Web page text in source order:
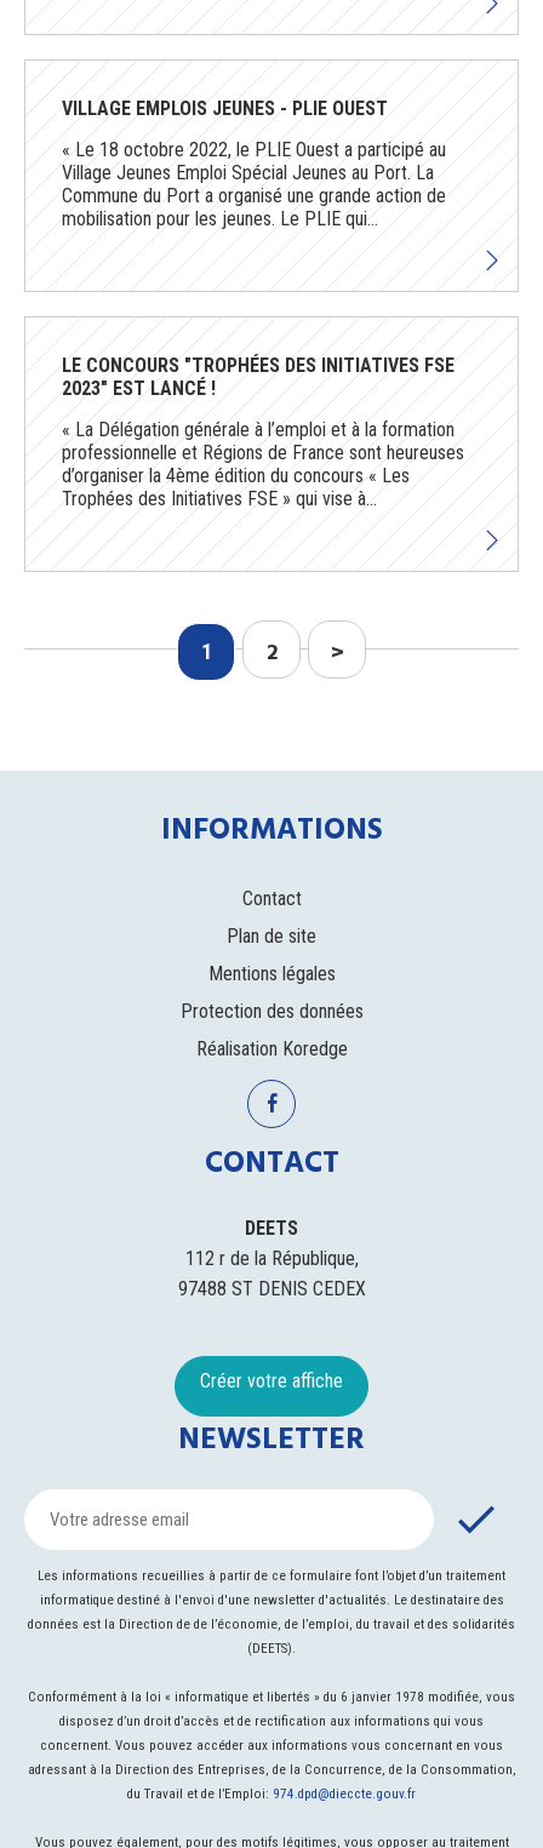
VILLAGE EMPLOIS JEUNES - PLIE OUEST
« Le 18 octobre 2022, le PLIE Ouest a participé au
Village Jeunes Emploi Spécial Jeunes au Port. La
Commune du Port a organisé une grande action de
mobilisation pour les jeunes. Le PLIE qui...
LE CONCOURS "TROPHÉES DES INITIATIVES FSE
2023" EST LANCÉ !
« La Délégation générale à l’emploi et à la formation
professionnelle et Régions de France sont heureuses
d’organiser la 4ème édition du concours « Les
Trophées des Initiatives FSE » qui vise à...
1 2 >
INFORMATIONS
Contact
Plan de site
Mentions légales
Protection des données
Réalisation Koredge
CONTACT
DEETS
112 r de la République,
97488 ST DENIS CEDEX
Créer votre affiche
NEWSLETTER
Les informations recueillies à partir de ce formulaire font l’objet d’un traitement
informatique destiné à l'envoi d'une newsletter d'actualités. Le destinataire des
données est la Direction de de l’économie, de l’emploi, du travail et des solidarités
(DEETS).
Conformément à la loi « informatique et libertés » du 6 janvier 1978 modifiée, vous
disposez d’un droit d’accès et de rectification aux informations qui vous
concernent. Vous pouvez accéder aux informations vous concernant en vous
adressant à la Direction des Entreprises, de la Concurrence, de la Consommation,
du Travail et de l’Emploi: 974.dpd@dieccte.gouv.fr
Vous pouvez également, pour des motifs légitimes, vous opposer au traitement